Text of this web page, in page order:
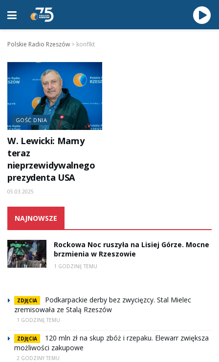
Polskie Radio Rzeszów > konflkt
GOŚĆ DNIA
W. Lewicki: Mamy
teraz
nieprzewidywalnego
prezydenta USA
05.03.2025
NAJNOWSZE
Rockowa Noc ruszyła na Lisiej Górze. Mocne
brzmienia w Rzeszowie
1 GODZINĘ TEMU
ZDJĘCIA
Podkarpackie derby bez zwycięzcy. Stal Mielec
zremisowała ze Stalą Rzeszów
1 GODZINĘ TEMU
ZDJĘCIA
120 mln zł na skup zbóż i rzepaku. Elewarr zwiększa
możliwości zakupowe
2 GODZINY TEMU